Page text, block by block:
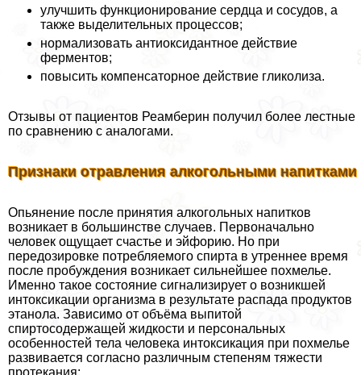
улучшить функционирование сердца и сосудов, а
также выделительных процессов;
нормализовать антиоксидантное действие
ферментов;
повысить компенсаторное действие гликолиза.
Отзывы от пациентов Реамберин получил более лестные
по сравнению с аналогами.
Признаки отравления алкогольными напитками
Опьянение после принятия алкогольных напитков
возникает в большинстве случаев. Первоначально
человек ощущает счастье и эйфорию. Но при
передозировке потрeбляемого спирта в утреннее время
после пробуждения возникает сильнейшее похмелье.
Именно такое состояние сигнализирует о возникшей
интоксикации организма в результате распада продуктов
этанола. Зависимо от объёма выпитой
спиртосодержащей жидкости и персональных
особенностей тела человека интоксикация при похмелье
развивается согласно различным степеням тяжести